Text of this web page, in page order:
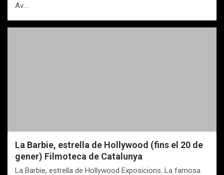
Av.…
La Barbie, estrella de Hollywood (fins el 20 de
gener) Filmoteca de Catalunya
La Barbie, estrella de Hollywood Exposicions. La famosa